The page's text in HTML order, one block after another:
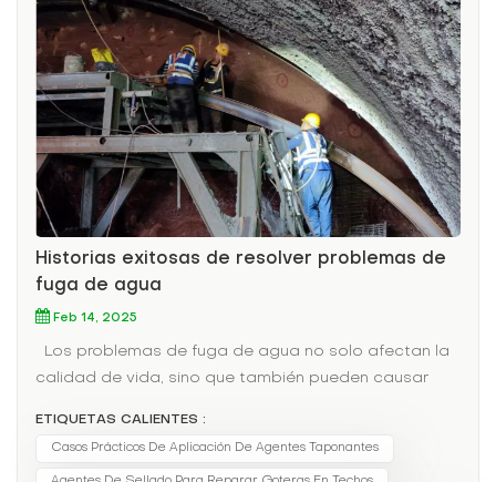
Historias exitosas de resolver problemas de
fuga de agua
Feb 14, 2025
Los problemas de fuga de agua no solo afectan la
calidad de vida, sino que también pueden causar
fugas han jugado un papel importante en muchos
ETIQUETAS CALIENTES :
Casos Prácticos De Aplicación De Agentes Taponantes